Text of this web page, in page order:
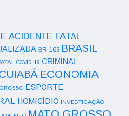
ACIDENTE FATAL
BR-163 BRASIL
COVID-19 CRIMINAL
CUIABÁ ECONOMIA
ESPORTE
HOMICÍDIO INVESTIGAÇÃO